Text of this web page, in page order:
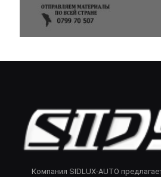
Компания SIDLUX-AUTO